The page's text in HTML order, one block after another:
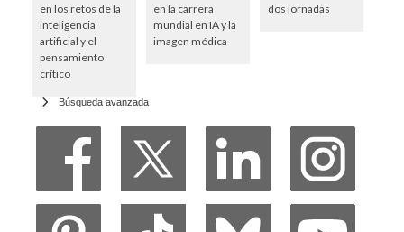
en los retos de la
inteligencia
artificial y el
pensamiento
crítico
en la carrera
mundial en IA y la
imagen médica
dos jornadas
Búsqueda avanzada